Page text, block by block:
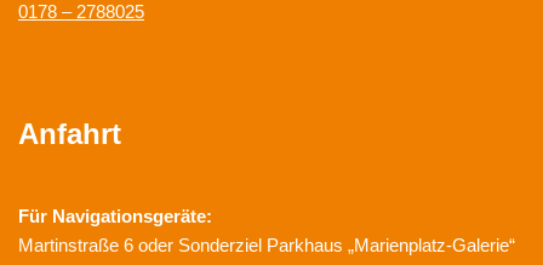
0178 – 2788025
Anfahrt
Für Navigationsgeräte:
Martinstraße 6 oder Sonderziel Parkhaus „Marienplatz-Galerie“